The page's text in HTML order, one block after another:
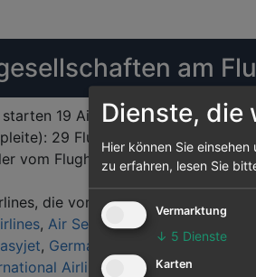
am
19 Airlines vom Flughafen
29 Flughäfen werden von ihr
vom Flughafen Thessaloniki
die vom Flughafen
, Air Serbia,Alitalia
, Germanwings Lufthansa,Malev
Airlines
Thomsonfly
Dienste, die
Hier können Sie
zu erfahren, lesen Sie
Vermarktung
↓ 5 Dienste
Karten